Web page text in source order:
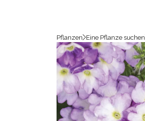
Pflanzen Eine Pflanze suchen